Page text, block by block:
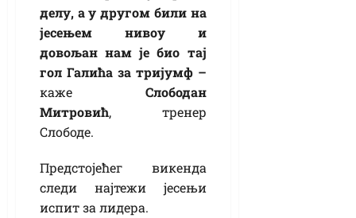
делу, а у другом били на
јесењем нивоу и
довољан нам је био тај
гол Галића за тријумф –
каже Слободан
Митровић, тренер
Слободе.
Предстојећег викенда
следи најтежи јесењи
испит за лидера.